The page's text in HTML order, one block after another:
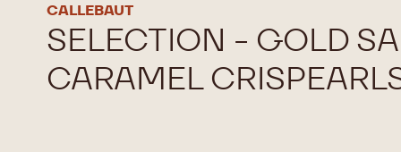
CALLEBAUT
SELECTION - GOLD
CARAMEL